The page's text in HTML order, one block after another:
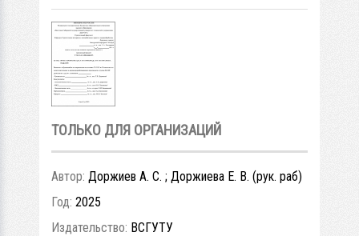
ТОЛЬКО ДЛЯ ОРГАНИЗАЦИЙ
Автор: Доржиев А. С. ; Доржиева Е. В. (рук. раб)
Год: 2025
Издательство: ВСГУТУ